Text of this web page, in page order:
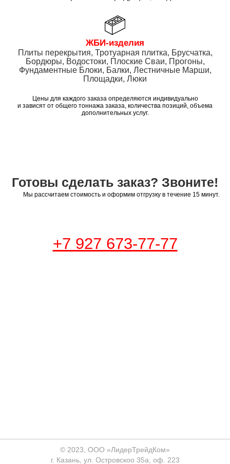
ЖБИ-изделия
Плиты перекрытия, Тротуарная плитка, Брусчатка,
Бордюры, Водостоки, Плоские Сваи, Прогоны,
Фундаментные Блоки, Балки, Лестничные Марши,
Площадки, Люки
Цены для каждого заказа определяются индивидуально
и зависят от общего тоннажа заказа, количества позиций, объема
дополнительных услуг.
Готовы сделать заказ? Звоните!
Мы рассчитаем стоимость и оформим отгрузку в течение 15 минут.
+7 927 673-77-77
© 2023, ООО «ЛидерТрейдКом»
г. Казань, ул. Островскоо 35а, оф. 223